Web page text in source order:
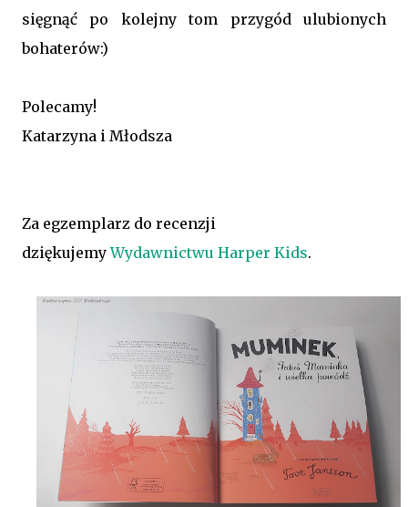
sięgnąć po kolejny tom przygód ulubionych
bohaterów:)
Polecamy!
Katarzyna i Młodsza
Za egzemplarz do recenzji
dziękujemyWydawnictwu Harper Kids.